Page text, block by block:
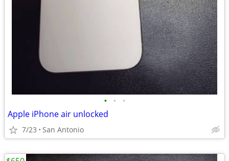
• • •
Apple iPhone air unlocked
7/23 San Antonio